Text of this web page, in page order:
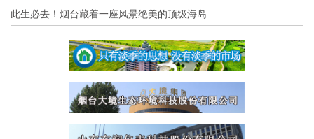
此生必去！烟台藏着一座风景绝美的顶级海岛